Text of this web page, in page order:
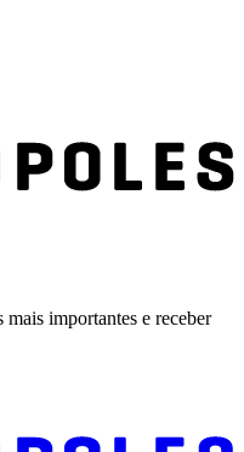
importantes e receber